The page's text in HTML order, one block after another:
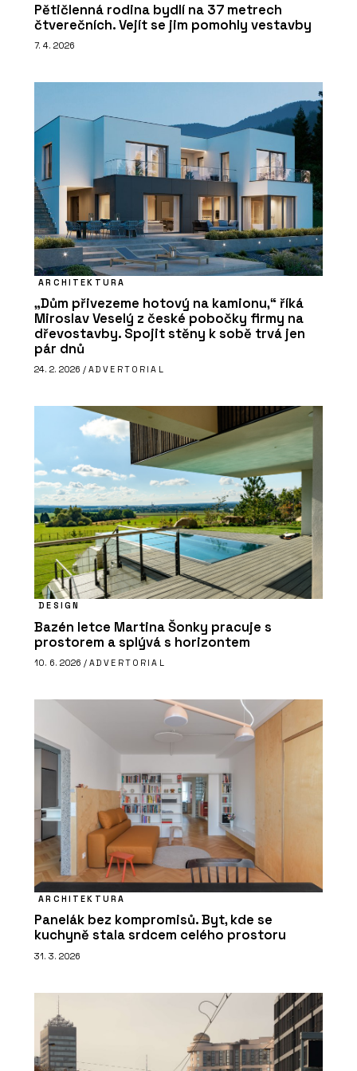
Pětičlenná rodina bydlí na 37 metrech
čtverečních. Vejít se jim pomohly vestavby
7. 4. 2026
ARCHITEKTURA
„Dům přivezeme hotový na kamionu,“ říká
Miroslav Veselý z české pobočky firmy na
dřevostavby. Spojit stěny k sobě trvá jen
pár dnů
24. 2. 2026 / ADVERTORIAL
DESIGN
Bazén letce Martina Šonky pracuje s
prostorem a splývá s horizontem
10. 6. 2026 / ADVERTORIAL
ARCHITEKTURA
Panelák bez kompromisů. Byt, kde se
kuchyně stala srdcem celého prostoru
31. 3. 2026